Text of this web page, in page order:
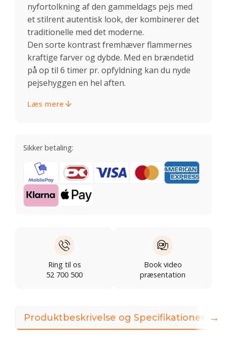
nyfortolkning af den gammeldags pejs med
et stilrent autentisk look, der kombinerer det
traditionelle med det moderne.
Den sorte kontrast fremhæver flammernes
kraftige farver og dybde. Med en brændetid
på op til 6 timer pr. opfyldning kan du nyde
pejsehyggen en hel aften.
Læs mere
Sikker betaling:
Ring til os
52 700 500
Book video
præsentation
Produktbeskrivelse og Specifikationer →